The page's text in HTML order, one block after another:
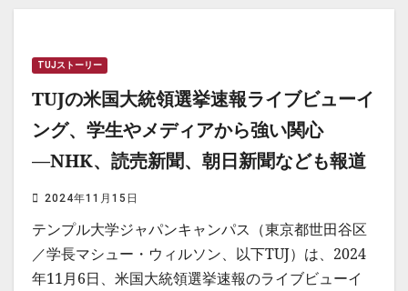
TUJストーリー
TUJの米国大統領選挙速報ライブビューイ
ング、学生やメディアから強い関心
―NHK、読売新聞、朝日新聞なども報道
2024年11月15日
テンプル大学ジャパンキャンパス（東京都世田谷区
／学長マシュー・ウィルソン、以下TUJ）は、2024
年11月6日、米国大統領選挙速報のライブビューイ